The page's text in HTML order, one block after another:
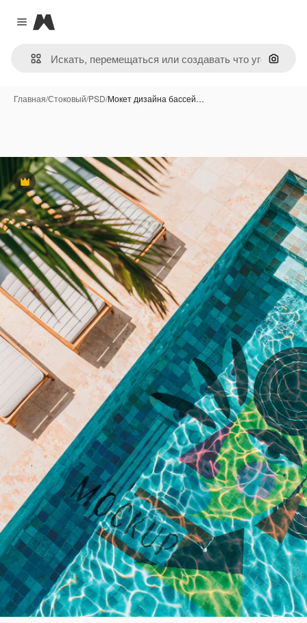
Close menu
Magnific
Поиск
Главная/Стоковый/PSD/Мокет дизайна бассей…
Премиум